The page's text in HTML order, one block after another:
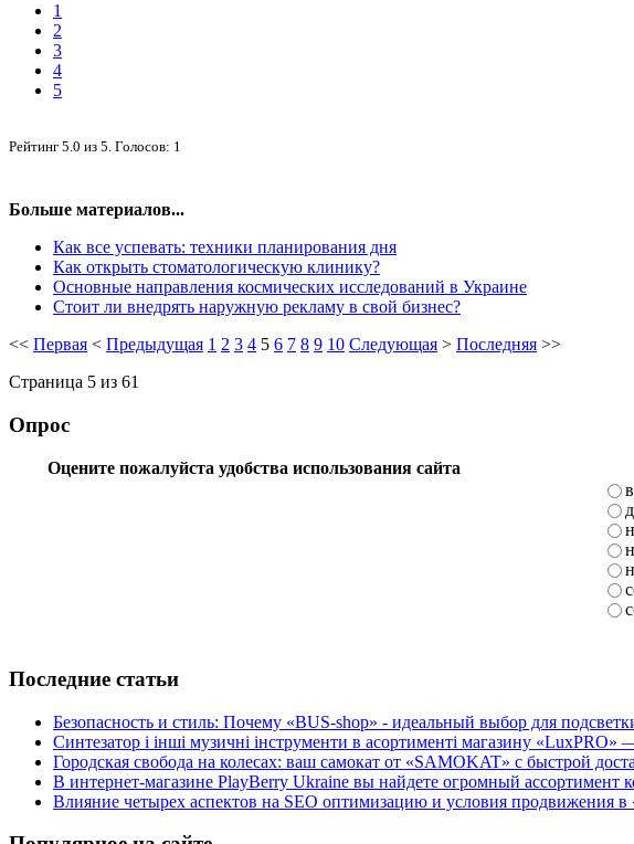
1
2
3
4
5
Рейтинг 5.0 из 5. Голосов: 1
Больше материалов...
Как все успевать: техники планирования дня
Как открыть стоматологическую клинику?
Основные направления космических исследований в Украине
Стоит ли внедрять наружную рекламу в свой бизнес?
<< Первая < Предыдущая 1 2 3 4 5 6 7 8 9 10 Следующая > Последняя >>
Страница 5 из 61
Опрос
Оцените пожалуйста удобства использования сайта
Последние статьи
Безопасность и стиль: Почему «BUS-shop» - идеальный выбор для
Синтезатор і інші музичні інструменти в асортименті магазину
Городская свобода на колесах: ваш самокат от «SAMOKAT» с быстрой
В интернет-магазине PlayBerry Ukraine вы найдете огромный ассортимент
Влияние четырех аспектов на SEO оптимизацию и условия продвижения в